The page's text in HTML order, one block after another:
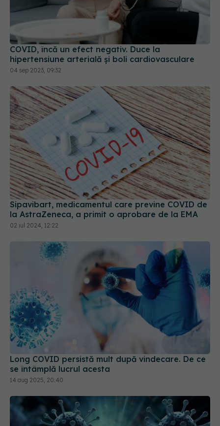
COVID, încă un efect negativ. Duce la
hipertensiune arterială și boli cardiovasculare
04 sep 2023, 09:32
Sipavibart, medicamentul care previne COVID de
la AstraZeneca, a primit o aprobare de la EMA
02 iul 2024, 12:22
Long COVID persistă mult după vindecare. De ce
se întâmplă lucrul acesta
14 aug 2025, 20:40